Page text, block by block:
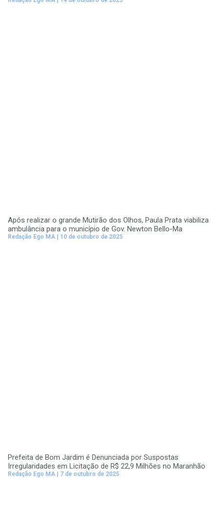
Após realizar o grande Mutirão dos Olhos, Paula Prata viabiliza
ambulância para o município de Gov. Newton Bello-Ma
Redação Ego MA 10 de outubro de 2025
Prefeita de Bom Jardim é Denunciada por Suspostas
Irregularidades em Licitação de R$ 22,9 Milhões no Maranhão
Redação Ego MA 7 de outubro de 2025